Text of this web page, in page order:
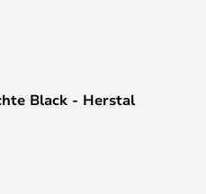
Black - Herstal